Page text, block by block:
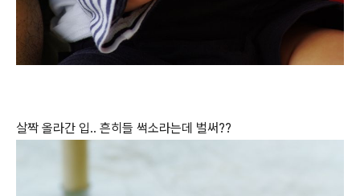
살짝 올라간 입.. 흔히들 썩소라는데 벌써??